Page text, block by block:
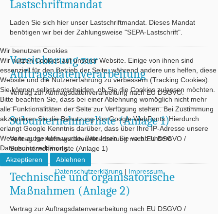
Lastschriftmandat
Laden Sie sich hier unser Lastschriftmandat. Dieses Mandat
benötigen wir bei der Zahlungsweise "SEPA-Lastschrift".
Vereinbarung zur
Auftragsdatenverarbeitung
Vertrag zur Auftragsdatenverarbeitung nach EU DSGVO.
Subunternehmerliste (Anlage 1)
Vertrag zur Auftragsdatenverarbeitung nach EU DSGVO /
Subunternehmerliste (Anlage 1)
Technische und organisatorische
Maßnahmen (Anlage 2)
Vertrag zur Auftragsdatenverarbeitung nach EU DSGVO /
Wir benutzen Cookies
Wir nutzen Cookies auf unserer Website. Einige von ihnen sind
essenziell für den Betrieb der Seite, während andere uns helfen, diese
Website und die Nutzererfahrung zu verbessern (Tracking Cookies).
Sie können selbst entscheiden, ob Sie die Cookies zulassen möchten.
Bitte beachten Sie, dass bei einer Ablehnung womöglich nicht mehr
alle Funktionalitäten der Seite zur Verfügung stehen. Bei Zustimmung
akzeptieren Sie die Benutzung von Google WebFonts. Hierdurch
erlangt Google Kenntnis darüber, dass über Ihre IP-Adresse unsere
Website aufgerufen wurde. Bitte lesen Sie vorab unsere
Datenschutzerklärung.
Akzeptieren
Ablehnen
Datenschutzerklärung | Impressum